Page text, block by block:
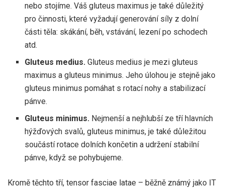
nebo stojíme. Váš gluteus maximus je také důležitý
pro činnosti, které vyžadují generování síly z dolní
části těla: skákání, běh, vstávání, lezení po schodech
atd.
Gluteus medius. Gluteus medius je mezi gluteus
maximus a gluteus minimus. Jeho úlohou je stejně jako
gluteus minimus pomáhat s rotací nohy a stabilizací
pánve.
Gluteus minimus. Nejmenší a nejhlubší ze tří hlavních
hýžďových svalů, gluteus minimus, je také důležitou
součástí rotace dolních končetin a udržení stabilní
pánve, když se pohybujeme.
Kromě těchto tří, tensor fasciae latae – běžně známý jako IT